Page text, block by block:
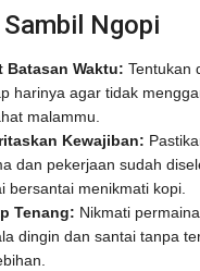
Ngopi
Batasan Waktu: Tentukan
harinya agar tidak
malammu.
Kewajiban:
dan pekerjaan sudah
bersantai menikmati kopi.
Tenang: Nikmati
dingin dan santai tanpa